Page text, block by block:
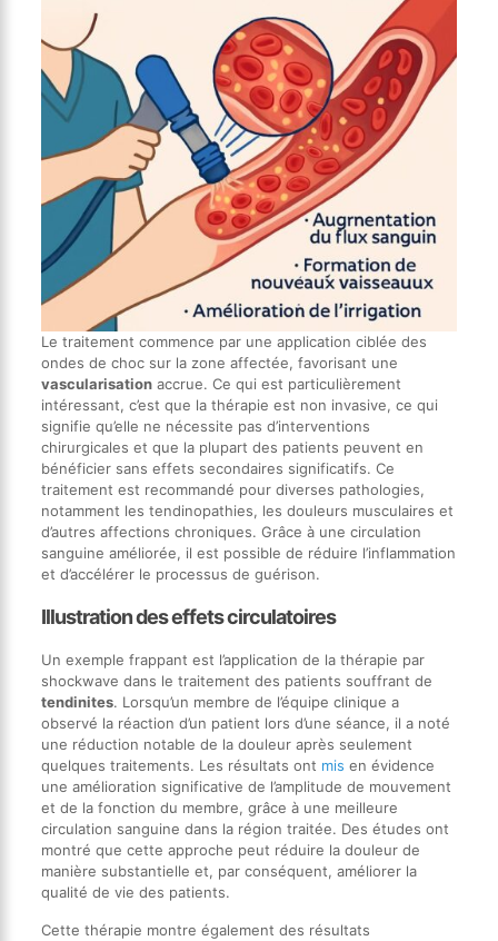
Le traitement commence par une application ciblée des
ondes de choc sur la zone affectée, favorisant une
vascularisationaccrue. Ce qui est particulièrement
intéressant, c’est que la thérapie est non invasive, ce qui
signifie qu’elle ne nécessite pas d’interventions
chirurgicales et que la plupart des patients peuvent en
bénéficier sans effets secondaires significatifs. Ce
traitement est recommandé pour diverses pathologies,
notamment les tendinopathies, les douleurs musculaires et
d’autres affections chroniques. Grâce à une circulation
sanguine améliorée, il est possible de réduire l’inflammation
et d’accélérer le processus de guérison.
Illustration des effets circulatoires
Un exemple frappant est l’application de la thérapie par
shockwave dans le traitement des patients souffrant de
tendinites. Lorsqu’un membre de l’équipe clinique a
observé la réaction d’un patient lors d’une séance, il a noté
une réduction notable de la douleur après seulement
quelques traitements. Les résultats ont mis en évidence
une amélioration significative de l’amplitude de mouvement
et de la fonction du membre, grâce à une meilleure
circulation sanguine dans la région traitée. Des études ont
montré que cette approche peut réduire la douleur de
manière substantielle et, par conséquent, améliorer la
qualité de vie des patients.
Cette thérapie montre également des résultats